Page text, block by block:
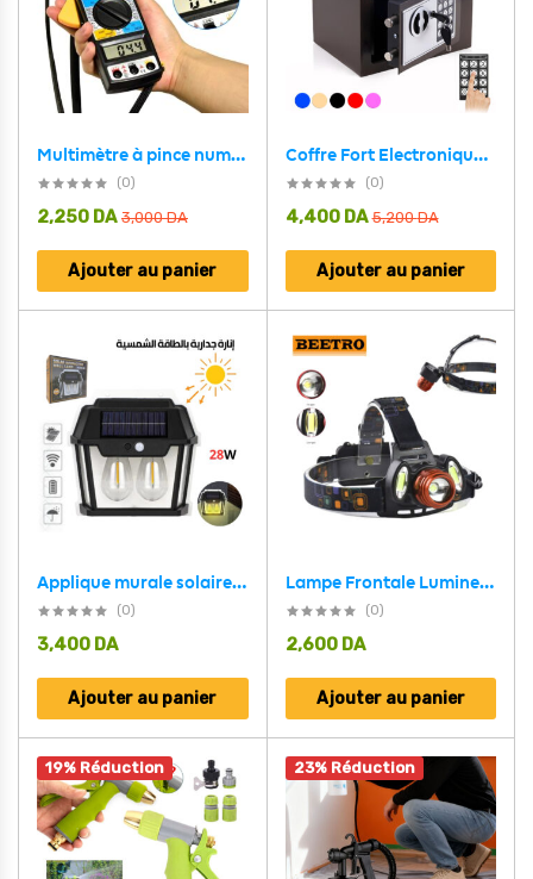
Multimètre à pince numérique Portable DM-6266
(0)
3,000DA
2,250 DA
Ajouter au panier
Coffre Fort Electronique Avec Code de sécurité programmable
(0)
5,200DA
4,400 DA
Ajouter au panier
Applique murale solaire étanche d’extérieur rechargeable – Capteur de mouvement (HW 999-2 W)
(0)
3,400 DA
Ajouter au panier
Lampe Frontale Lumineuse Sans Fil Avec 4 Modes D’eclairages Et Avec Zoom BEETRO LA-294
(0)
2,600 DA
Ajouter au panier
19% Réduction 23% Réduction